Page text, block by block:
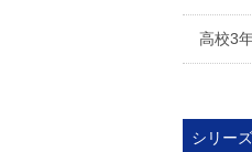
高校3
シリーズ